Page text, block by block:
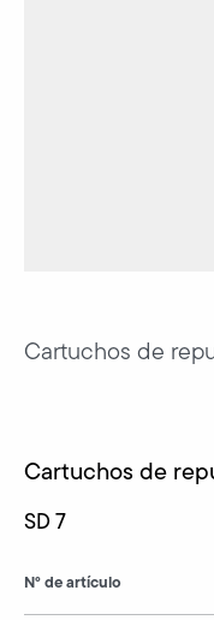
Cartuchos de
Cartuchos de
SD 7
N° de artículo